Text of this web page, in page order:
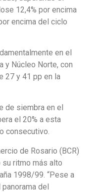
12,4% por encima
encima del ciclo
en el
y Núcleo Norte, con
27 y 41 pp en la
de siembra en el
el 20% a esta
consecutivo.
de Rosario (BCR)
ritmo más alto
1998/99. “Pese a
del